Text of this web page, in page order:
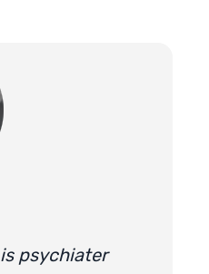
is psychiater